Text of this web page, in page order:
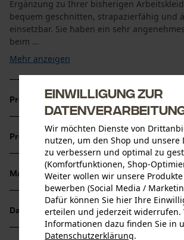
Ergänzung zu Ihrer bisherigen
bequem geschnitten, strapazierfähig und
einsetzbar. Sie haben ein sehr
beim ...
Mehr anzeigen
Produktvorteile
Geräumige Fronttaschen
Gesäßtaschen und Beintasche mit
Die Jobman Arbeitshose in den Größen
5 cm Beinaufschlag verlängert werden
Produktinformationen
Produktdetails
Aktivitätstyp
Arbeiten, Angeln, Campen, Jagen,
Material & Pflege
Material
Datenblätter
Produktsicherheitsdatenblatt (PDF)
Einwilligung zur
Wir möchten Dienste von
nutzen, um den Shop und unsere
zu verbessern und optimal zu
(Komfortfunktionen, Shop-
Weiter wollen wir unsere Produkte
bewerben (Social Media /
Dafür können Sie hier Ihre
erteilen und jederzeit widerrufen.
Informationen dazu finden Sie in
Datenschutzerklärung.